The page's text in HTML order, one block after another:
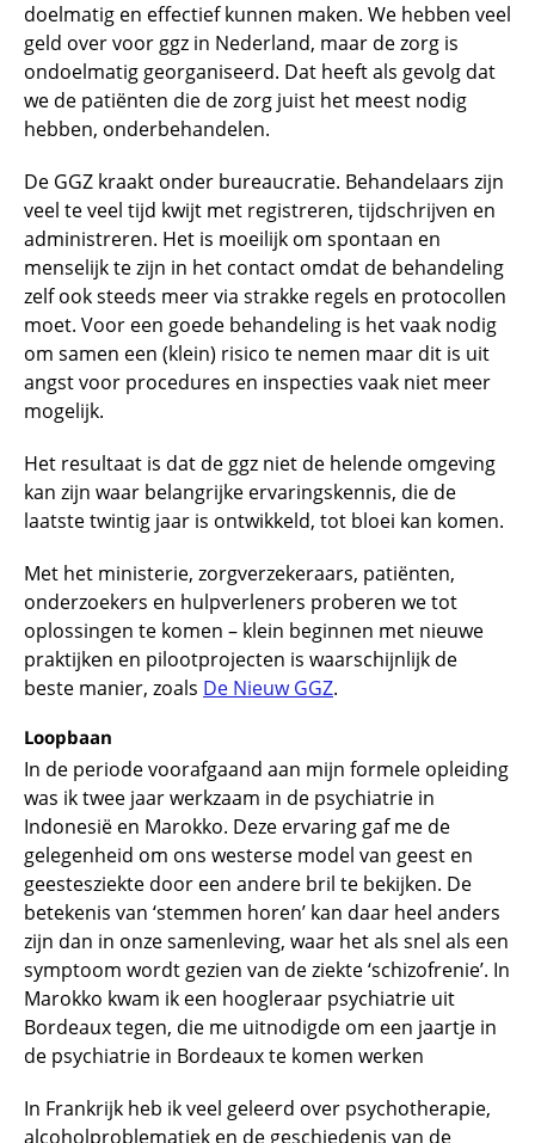
doelmatig en effectief kunnen maken. We hebben veel
geld over voor ggz in Nederland, maar de zorg is
ondoelmatig georganiseerd. Dat heeft als gevolg dat
we de patiënten die de zorg juist het meest nodig
hebben, onderbehandelen.
De GGZ kraakt onder bureaucratie. Behandelaars zijn
veel te veel tijd kwijt met registreren, tijdschrijven en
administreren. Het is moeilijk om spontaan en
menselijk te zijn in het contact omdat de behandeling
zelf ook steeds meer via strakke regels en protocollen
moet. Voor een goede behandeling is het vaak nodig
om samen een (klein) risico te nemen maar dit is uit
angst voor procedures en inspecties vaak niet meer
mogelijk.
Het resultaat is dat de ggz niet de helende omgeving
kan zijn waar belangrijke ervaringskennis, die de
laatste twintig jaar is ontwikkeld, tot bloei kan komen.
Met het ministerie, zorgverzekeraars, patiënten,
onderzoekers en hulpverleners proberen we tot
oplossingen te komen – klein beginnen met nieuwe
praktijken en pilootprojecten is waarschijnlijk de
beste manier, zoals De Nieuw GGZ.
Loopbaan
In de periode voorafgaand aan mijn formele opleiding
was ik twee jaar werkzaam in de psychiatrie in
Indonesië en Marokko. Deze ervaring gaf me de
gelegenheid om ons westerse model van geest en
geestesziekte door een andere bril te bekijken. De
betekenis van ‘stemmen horen’ kan daar heel anders
zijn dan in onze samenleving, waar het als snel als een
symptoom wordt gezien van de ziekte ‘schizofrenie’. In
Marokko kwam ik een hoogleraar psychiatrie uit
Bordeaux tegen, die me uitnodigde om een jaartje in
de psychiatrie in Bordeaux te komen werken
In Frankrijk heb ik veel geleerd over psychotherapie,
alcoholproblematiek en de geschiedenis van de